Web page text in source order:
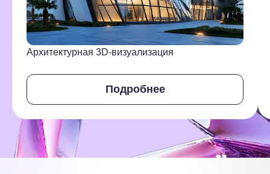
Архитектурная 3D-визуализация
Подробнее